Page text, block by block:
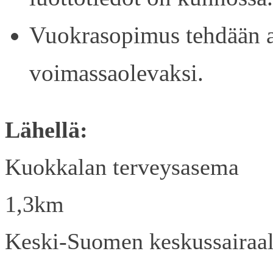
Vuokrasopimus tehdään
voimassaolevaksi.
Lähellä:
Kuokkalan terveysasema
1,3km
Keski-Suomen